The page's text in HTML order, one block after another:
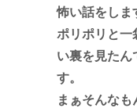
怖い話をしま
ポリポリと一
い裏を見た
す。
まぁそんな